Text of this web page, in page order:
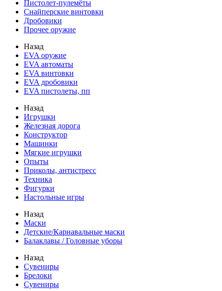
Пистолет-пулемёты
Снайперские винтовки
Дробовики
Прочее оружие
Назад
EVA оружие
EVA автоматы
EVA винтовки
EVA дробовики
EVA пистолеты, пп
Назад
Игрушки
Железная дорога
Конструктор
Машинки
Мягкие игрушки
Опыты
Приколы, антистресс
Техника
Фигурки
Настольные игры
Назад
Маски
Детские/Карнавальные маски
Балаклавы / Головные уборы
Назад
Сувениры
Брелоки
Сувениры